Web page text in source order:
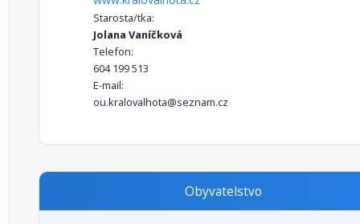
Starosta/tka:
Jolana Vaníčková
Telefon:
604 199 513
E-mail:
ou.kralovalhota@seznam.cz
Obyvatelstvo